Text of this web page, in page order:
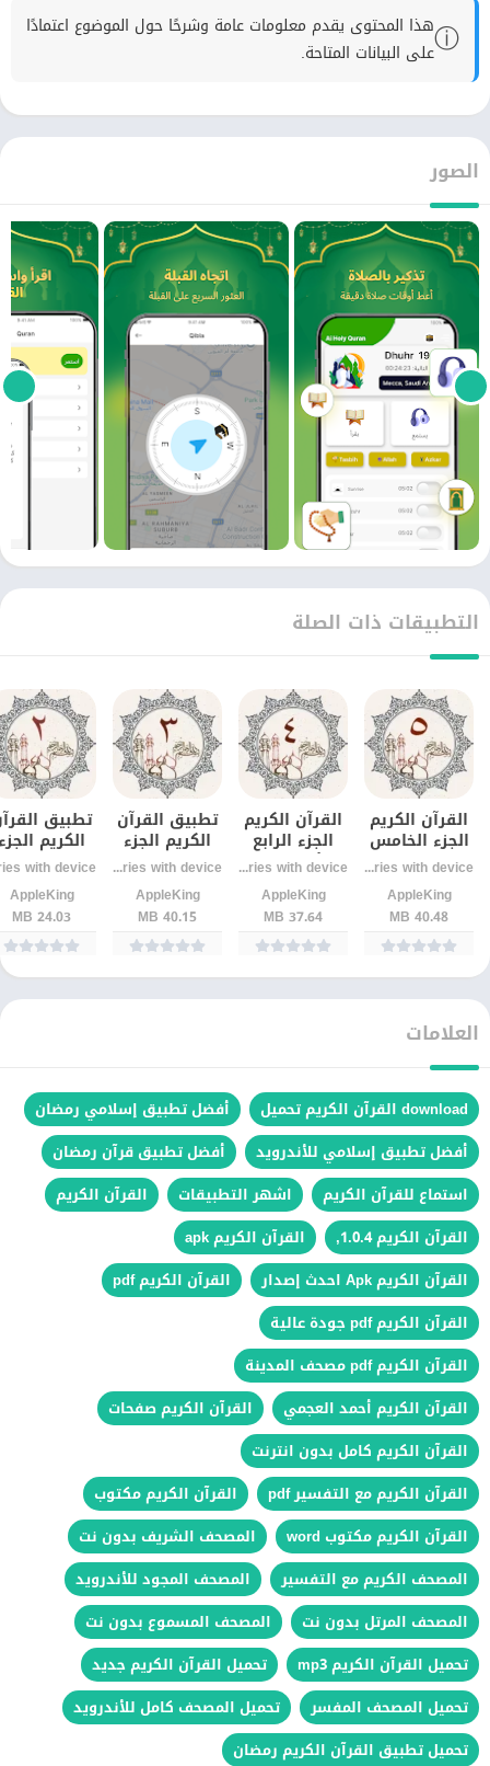
ⓘهذا المحتوى يقدم معلومات عامة وشرحًا حول الموضوع اعتمادًا
على البيانات المتاحة.
الصور
التطبيقات ذات الصلة
القرآن الكريم
الجزء الخامس
– بجودة عالية
بدون إنترنتVaries with device
AppleKing
40.48 MB
القرآن الكريم
الجزء الرابع
للأندرويد –
تلاوة واضحةVaries with device
AppleKing
37.64 MB
تطبيق القرآن
الكريم الجزء
الثالث
للاندرويد اخر
اصدار
Varies with device
AppleKing
40.15 MB
تطبيق
الكريم
الثاني –
للأندرويد
إصدار
AppleKing
24.03 MB
العلامات
download القرآن الكريم تحميل
أفضل تطبيق إسلامي رمضان
أفضل تطبيق إسلامي للأندرويد
أفضل تطبيق قرآن رمضان
استماع للقرآن الكريم
اشهر التطبيقات
القرآن الكريم
القرآن الكريم 1.0.4,
القرآن الكريم apk
القرآن الكريم Apk احدث إصدار
القرآن الكريم pdf
القرآن الكريم pdf جودة عالية
القرآن الكريم pdf مصحف المدينة
القرآن الكريم أحمد العجمي
القرآن الكريم صفحات
القرآن الكريم كامل بدون انترنت
القرآن الكريم مع التفسير pdf
القرآن الكريم مكتوب
القرآن الكريم مكتوب word
المصحف الشريف بدون نت
المصحف الكريم مع التفسير
المصحف المجود للأندرويد
المصحف المرتل بدون نت
المصحف المسموع بدون نت
تحميل القرآن الكريم mp3
تحميل القرآن الكريم جديد
تحميل المصحف المفسر
تحميل المصحف كامل للأندرويد
تحميل تطبيق القرآن الكريم رمضان